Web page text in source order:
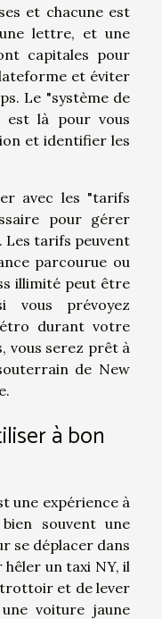
et chacune est
lettre, et une
capitales pour
et éviter
Le "système de
est là pour vous
et identifier les
avec les "tarifs
pour gérer
Les tarifs peuvent
parcourue ou
illimité peut être
vous prévoyez
durant votre
vous serez prêt à
de New
à bon
une expérience à
souvent une
se déplacer dans
un taxi NY, il
trottoir et de lever
voiture jaune